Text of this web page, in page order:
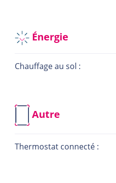
Énergie
Chauffage au sol :
Autre
Thermostat connecté :